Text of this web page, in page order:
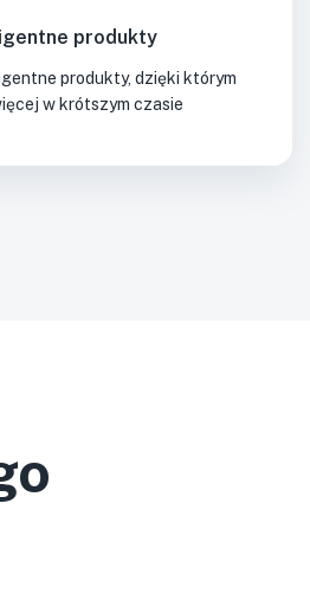
produkty
produkty, dzięki którym
w krótszym czasie